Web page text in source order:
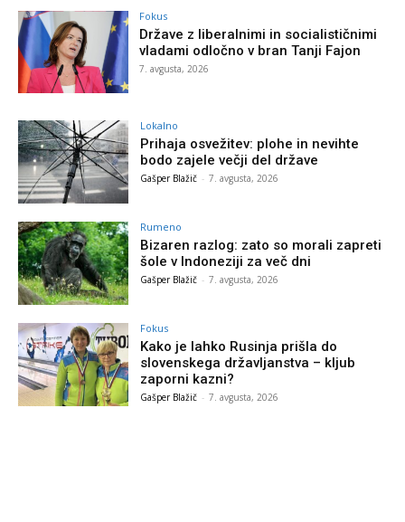
Fokus
Države z liberalnimi in socialističnimi
vladami odločno v bran Tanji Fajon
7. avgusta, 2026
Lokalno
Prihaja osvežitev: plohe in nevihte
bodo zajele večji del države
Gašper Blažič - 7. avgusta, 2026
Rumeno
Bizaren razlog: zato so morali zapreti
šole v Indoneziji za več dni
Gašper Blažič - 7. avgusta, 2026
Fokus
Kako je lahko Rusinja prišla do
slovenskega državljanstva – kljub
zaporni kazni?
Gašper Blažič - 7. avgusta, 2026